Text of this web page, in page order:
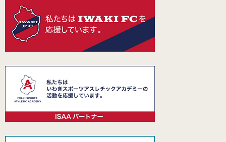
2026年06月16日
令和8年6月15日、福島県土木施工管理技士会より、弊社社員が
優良工事従事技術者として表彰を受けました。
術の向上に努め、優れた成果を挙げた技術者を讃えるものです。
このたびの受賞を励みに、弊社は引き続き技術力の向上と安心・
安全な施工に取り組んでまいります。